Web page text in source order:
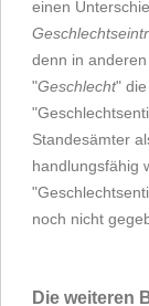
einen
denn in
"Geschlecht"
Standesämter
handlungsfähig
noch nicht
Die weiteren